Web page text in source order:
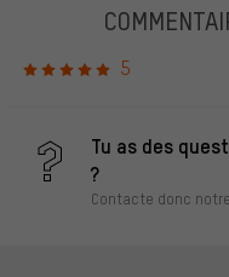
5
Tu as des
?
Contacte donc